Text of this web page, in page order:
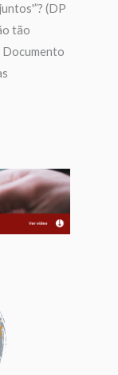
(DP
tão
Documento